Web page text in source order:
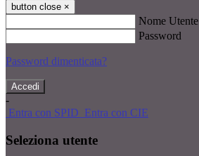
button close ×
Nome Utente
Password
Password dimenticata?
-
Entra con SPID Entra con CIE
Seleziona utente